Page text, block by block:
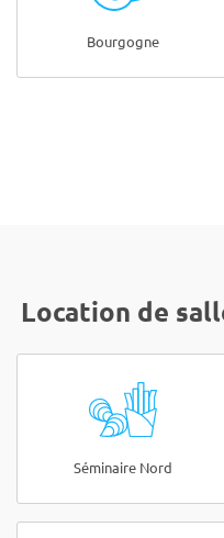
Bourgogne
Location de
Séminaire Nord